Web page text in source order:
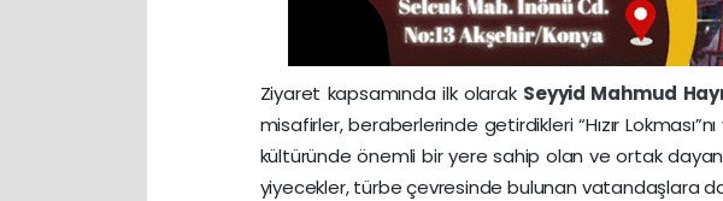
Ziyaret kapsamında ilk olarak Seyyid Mahmud
misafirler, beraberlerinde getirdikleri “Hızır
kültüründe önemli bir yere sahip olan ve ortak
yiyecekler, türbe çevresinde bulunan vatandaşlara